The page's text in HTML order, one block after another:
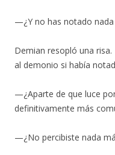
—¿Y no has notado nada
Demian resopló una
al demonio si había
—¿Aparte de que luce
definitivamente más
—¿No percibiste nada